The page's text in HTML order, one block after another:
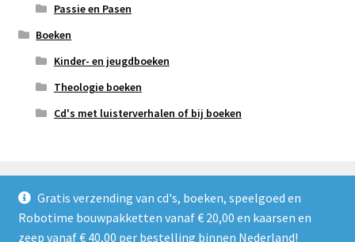
Gratis verzending van cd's, boeken, speelgoed en
Robotime bouwpakketten vanaf € 20,00 en kaarsen en
zeep vanaf € 40,00 per bestelling binnen Nederland!
Passie en Pasen
Boeken
Kinder- en jeugdboeken
Theologie boeken
Cd's met luisterverhalen of bij boeken
© Refoshop 2026